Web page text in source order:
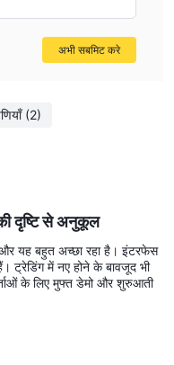
(2)
दृष्टि से अनुकूल
यह बहुत अच्छा रहा है। इंटरफेस
ट्रेडिंग में नए होने के बावजूद भी
के लिए मुफ्त डेमो और शुरुआती
अभी सबमिट करे